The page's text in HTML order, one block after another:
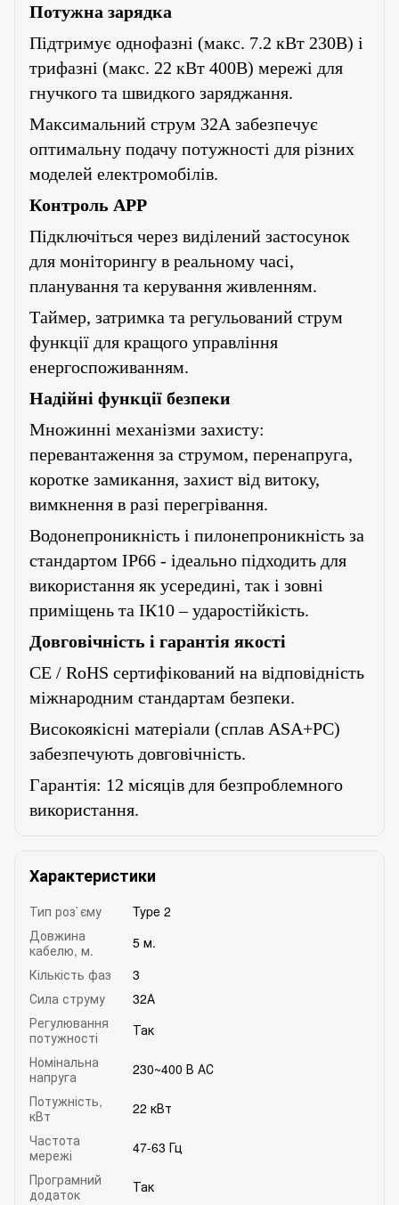
Потужна зарядка
Підтримує однофазні (макс. 7.2 кВт 230В) і
трифазні (макс. 22 кВт 400В) мережі для
гнучкого та швидкого заряджання.
Максимальний струм 32А забезпечує
оптимальну подачу потужності для різних
моделей електромобілів.
Контроль APP
Підключіться через виділений застосунок
для моніторингу в реальному часі,
планування та керування живленням.
Таймер, затримка та регульований струм
функції для кращого управління
енергоспоживанням.
Надійні функції безпеки
Множинні механізми захисту:
перевантаження за струмом, перенапруга,
коротке замикання, захист від витоку,
вимкнення в разі перегрівання.
Водонепроникність і пилонепроникність за
стандартом IP66 - ідеально підходить для
використання як усередині, так і зовні
приміщень та ІК10 – ударостійкість.
Довговічність і гарантія якості
CE / RoHS сертифікований на відповідність
міжнародним стандартам безпеки.
Високоякісні матеріали (сплав ASA+PC)
забезпечують довговічність.
Гарантія: 12 місяців для безпроблемного
використання.
Характеристики
Тип роз`єму
Type 2
Довжина
кабелю, м.
5 м.
Кількість фаз
3
Сила струму
32А
Регулювання
потужності
Так
Номінальна
напруга
230~400 В АС
Потужність,
кВт
22 кВт
Частота
мережі
47-63 Гц
Програмний
додаток
Так